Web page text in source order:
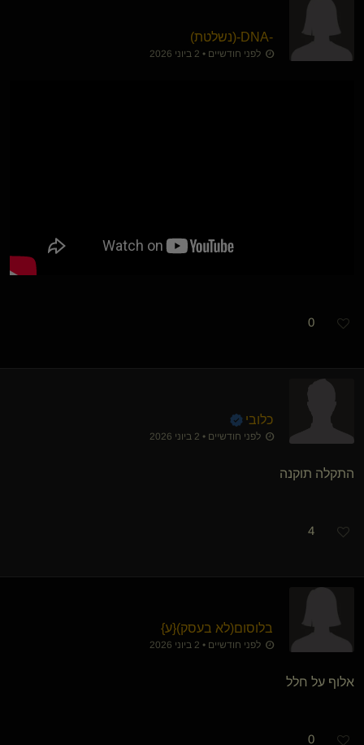
-DNA-​(נשלטת)
לפני חודשיים • 2 ביוני 2026
0
כלובי
לפני חודשיים • 2 ביוני 2026
התקלה תוקנה
4
בלוסום​(לא בעסק)​{ע}
לפני חודשיים • 2 ביוני 2026
אלוף על חלל
0